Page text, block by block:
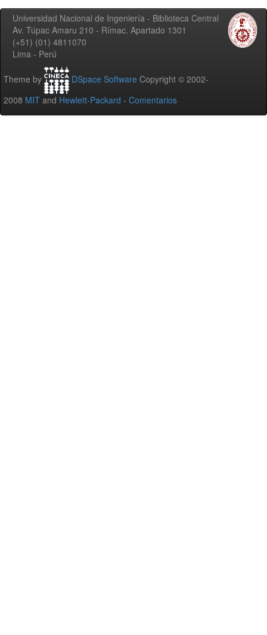
Universidad Nacional de Ingeniería - Biblioteca Central
Av. Túpac Amaru 210 - Rímac. Apartado 1301
(+51) (01) 4811070
Lima - Perú
Theme by DSpace Software Copyright © 2002-
2008 MIT and Hewlett-Packard - Comentarios